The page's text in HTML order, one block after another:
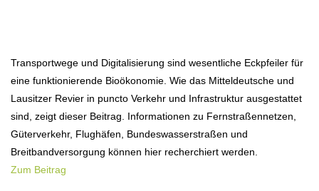
Transportwege und Digitalisierung sind wesentliche Eckpfeiler für
eine funktionierende Bioökonomie. Wie das Mitteldeutsche und
Lausitzer Revier in puncto Verkehr und Infrastruktur ausgestattet
sind, zeigt dieser Beitrag. Informationen zu Fernstraßennetzen,
Güterverkehr, Flughäfen, Bundeswasserstraßen und
Breitbandversorgung können hier recherchiert werden.
Zum Beitrag